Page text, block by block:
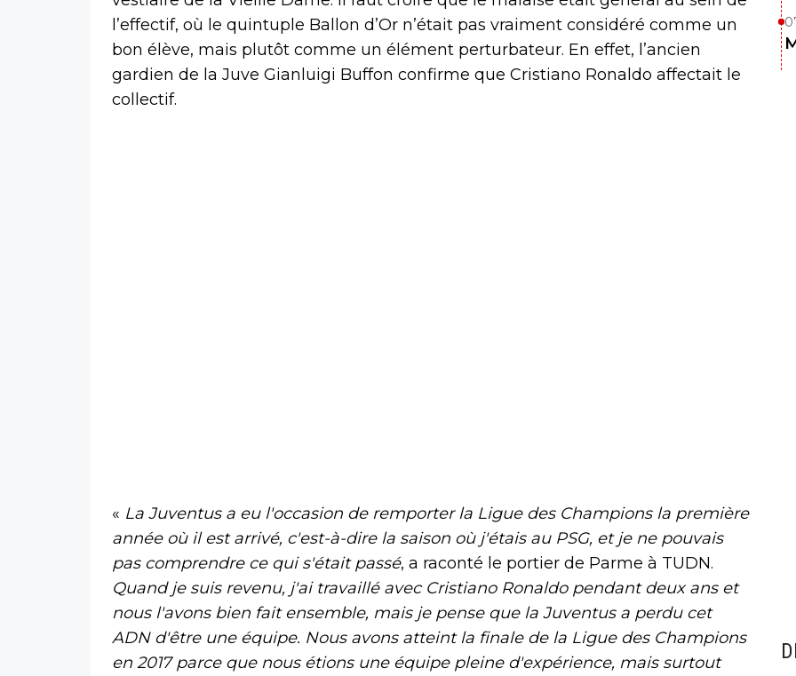
l’effectif, où le quintuple Ballon d’Or n’était pas vraiment considéré comme un
bon élève, mais plutôt comme un élément perturbateur. En effet, l’ancien
gardien de la Juve Gianluigi Buffon confirme que Cristiano Ronaldo affectait le
collectif.
« La Juventus a eu l'occasion de remporter la Ligue des Champions la première
année où il est arrivé, c'est-à-dire la saison où j'étais au PSG, et je ne pouvais
pas comprendre ce qui s'était passé, a raconté le portier de Parme à TUDN.
Quand je suis revenu, j'ai travaillé avec Cristiano Ronaldo pendant deux ans et
nous l'avons bien fait ensemble, mais je pense que la Juventus a perdu cet
ADN d'être une équipe. Nous avons atteint la finale de la Ligue des Champions
en 2017 parce que nous étions une équipe pleine d'expérience, mais surtout